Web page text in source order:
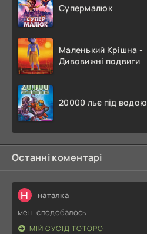
Супермалюк
Маленький Крішна -
Дивовижні подвиги
20000 льє під водою
Останні коментарі
Н наталка
мені сподобалось
МІЙ СУСІД ТОТОРО